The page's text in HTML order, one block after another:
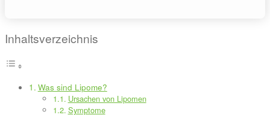
Inhaltsverzeichnis
Was sind Lipome?
Ursachen von Lipomen
Symptome